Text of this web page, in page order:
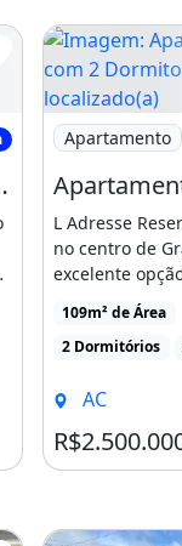
2 Dormitorio(s)
em Gramado / Acre
Imagem:
Apartamento
L Adresse
no centro de
excelente
busca conforto,
109m² de Área
2 Dormitórios
AC